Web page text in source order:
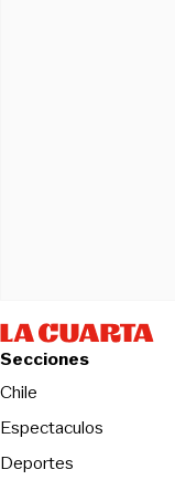
Secciones
Chile
Espectaculos
Deportes